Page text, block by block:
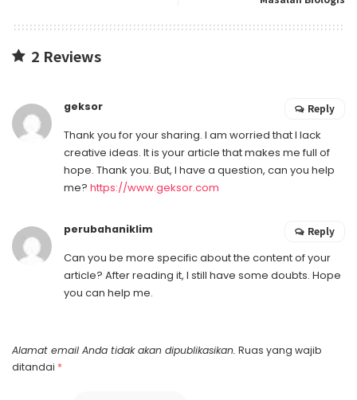
2 Reviews
geksor
Thank you for your sharing. I am worried that I lack
creative ideas. It is your article that makes me full of
hope. Thank you. But, I have a question, can you help
me? https://www.geksor.com
Reply
perubahaniklim
Can you be more specific about the content of your
article? After reading it, I still have some doubts. Hope
you can help me.
Reply
Alamat email Anda tidak akan dipublikasikan. Ruas yang wajib
ditandai *